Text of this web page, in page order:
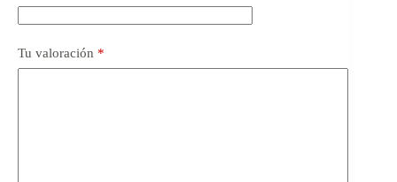
Tu valoración *